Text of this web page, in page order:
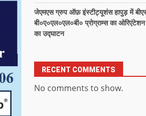
जेएमएस ग्रुप ऑफ़ इंस्टीट्यूशंस हापुड़ में
बी०ए०एल०एल०बी० प्रोग्राम्स का
का उद्घाटन
RECENT COMMENTS
No comments to show.